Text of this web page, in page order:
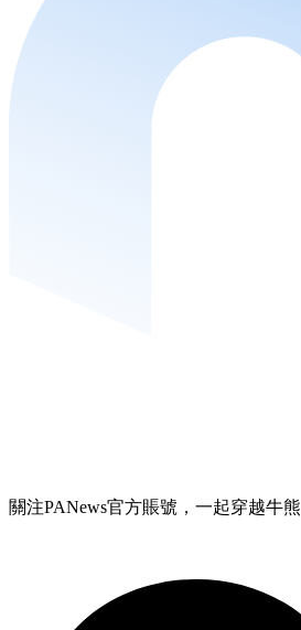
關注PANews官方賬號，一起穿越牛熊